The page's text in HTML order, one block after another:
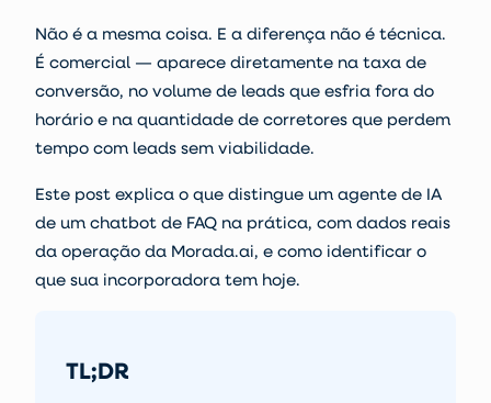
Não é a mesma coisa. E a diferença não é técnica.
É comercial — aparece diretamente na taxa de
conversão, no volume de leads que esfria fora do
horário e na quantidade de corretores que perdem
tempo com leads sem viabilidade.
Este post explica o que distingue um agente de IA
de um chatbot de FAQ na prática, com dados reais
da operação da Morada.ai, e como identificar o
que sua incorporadora tem hoje.
TL;DR